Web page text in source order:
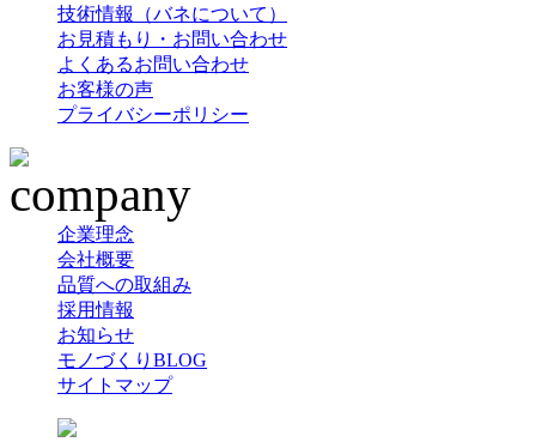
技術情報（バネについて）
お見積もり・お問い合わせ
よくあるお問い合わせ
お客様の声
プライバシーポリシー
企業理念
会社概要
品質への取組み
採用情報
お知らせ
モノづくりBLOG
サイトマップ